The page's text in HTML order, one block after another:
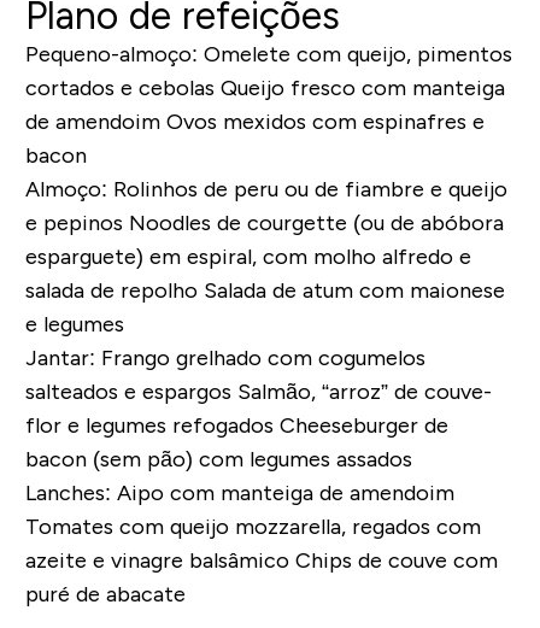
Plano de refeições
Pequeno-almoço: Omelete com queijo, pimentos
cortados e cebolas Queijo fresco com manteiga
de amendoimOvos mexidos com espinafres e
bacon
Almoço: Rolinhos de peru ou de fiambre e queijo
e pepinos Noodles de courgette (ou de abóbora
esparguete) em espiral, com molho alfredo e
salada de repolhoSalada de atum com maionese
e legumes
Jantar: Frango grelhado com cogumelos
salteados e espargos Salmão, “arroz” de couve-
flor e legumes refogados Cheeseburger de
bacon (sem pão) com legumes assados
Lanches: Aipo com manteiga de amendoim
Tomates com queijo mozzarella, regados com
azeite e vinagre balsâmicoChips de couve com
puré de abacate